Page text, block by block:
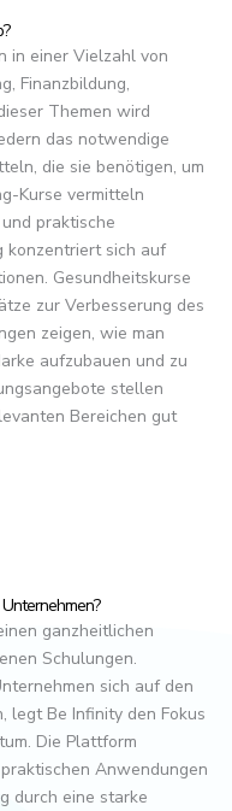
in einer Vielzahl von
Finanzbildung,
Themen wird
das notwendige
die sie benötigen, um
Kurse vermitteln
praktische
konzentriert sich auf
Gesundheitskurse
zur Verbesserung des
zeigen, wie man
aufzubauen und zu
stellen
Bereichen gut
ganzheitlichen
Schulungen.
sich auf den
legt Be Infinity den Fokus
Die Plattform
Anwendungen
durch eine starke